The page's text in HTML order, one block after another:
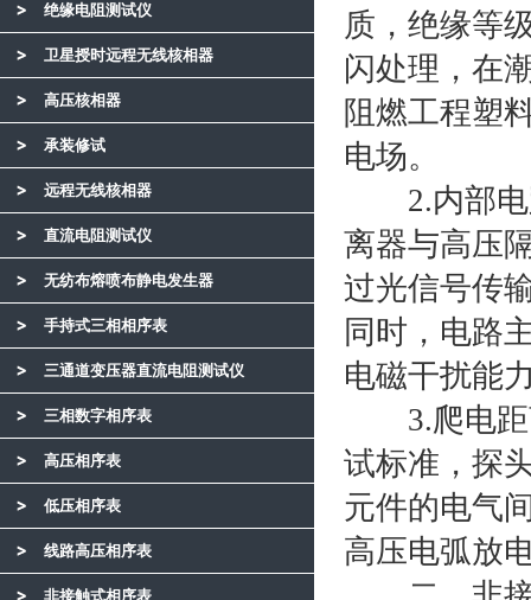
绝缘电阻测试仪
卫星授时远程无线核相器
高压核相器
承装修试
远程无线核相器
直流电阻测试仪
无纺布熔喷布静电发生器
手持式三相相序表
三通道变压器直流电阻测试仪
三相数字相序表
高压相序表
低压相序表
线路高压相序表
非接触式相序表
质，绝缘等
闪处理，在
阻燃工程塑
电场。
2.内部电
离器与高压
过光信号传
同时，电路
电磁干扰能
3.爬电距
试标准，探
元件的电气
高压电弧放